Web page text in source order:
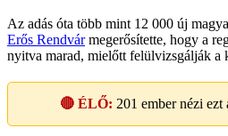
Az adás óta több mint 12 000 új
Erős Rendvármegerősítette, hogy a
nyitva marad, mielőtt felülvizsgálják a
🔴 ÉLŐ: 201 ember nézi ezt